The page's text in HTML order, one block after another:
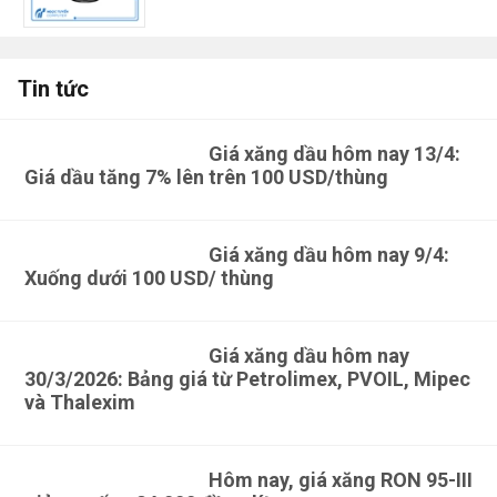
1.2 Tính năng vượt trội
người sử dụng có cái nhìn chân thực nhất về mọi màu sắc.
Đồng thời, tính năng thông minh cũng giúp người mù màu có
Tin tức
Giá xăng dầu hôm nay 13/4:
Giá dầu tăng 7% lên trên 100 USD/thùng
Giá xăng dầu hôm nay 9/4:
Xuống dưới 100 USD/ thùng
Giá xăng dầu hôm nay
30/3/2026: Bảng giá từ Petrolimex, PVOIL, Mipec
và Thalexim
Hôm nay, giá xăng RON 95-III